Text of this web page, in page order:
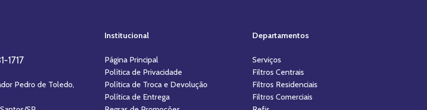
1717
Pedro de Toledo,
Institucional
Página Principal
Política de Privacidade
Política de Troca e Devolução
Política de Entrega
Departamentos
Serviços
Filtros Centrais
Filtros Residenciais
Filtros Comerciais